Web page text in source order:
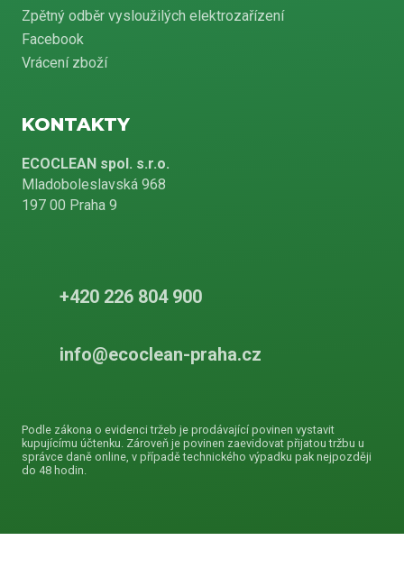
Zpětný odběr vysloužilých elektrozařízení
Facebook
Vrácení zboží
KONTAKTY
ECOCLEAN spol. s.r.o.
Mladoboleslavská 968
197 00 Praha 9
+420 226 804 900
info@ecoclean-praha.cz
Podle zákona o evidenci tržeb je prodávající povinen vystavit
kupujícímu účtenku. Zároveň je povinen zaevidovat přijatou tržbu u
správce daně online, v případě technického výpadku pak nejpozději
do 48 hodin.